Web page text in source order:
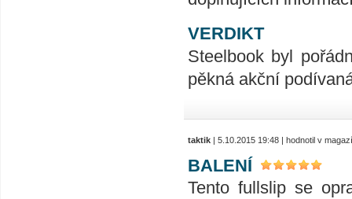
VERDIKT
Steelbook byl
pěkná akční
taktik | 5.10.2015 19:48 | hodnotil v
BALENÍ
Tento fullslip se